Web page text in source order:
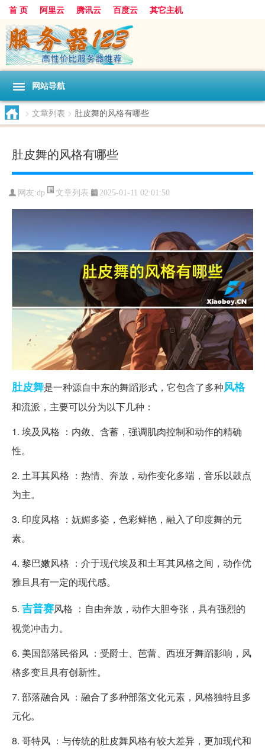
首 页 阿里云 腾讯云 百度云 其它主机
网站导航
> 文章列表 > 肚皮舞的风格有哪些
肚皮舞的风格有哪些
网友:dp 文章列表 2025-01-11 02:01:50
肚皮舞是一种源自中东的舞蹈形式，它包含了多种风格
和流派，主要可以分为以下几种：
1. 埃及风格 ：内敛、含蓄，强调肌肉控制和动作的精确
性。
2. 土耳其风格 ：热情、奔放，动作变化多端，音乐以鼓点
为主。
3. 印度风格 ：妩媚多姿，色彩鲜艳，融入了印度舞的元
素。
4. 黎巴嫩风格 ：介于现代埃及和土耳其风格之间，动作优
雅且具有一定的现代感。
5. 吉普赛风格 ：自由奔放，动作大胆夸张，具有强烈的
视觉冲击力。
6. 美国部落民俗风 ：受爵士、芭蕾、西班牙舞蹈影响，风
格多变且具有创新性。
7. 部落融合风 ：融合了多种部落文化元素，风格独特且多
元化。
8. 哥特风 ：与传统的肚皮舞风格有较大差异，更加现代和